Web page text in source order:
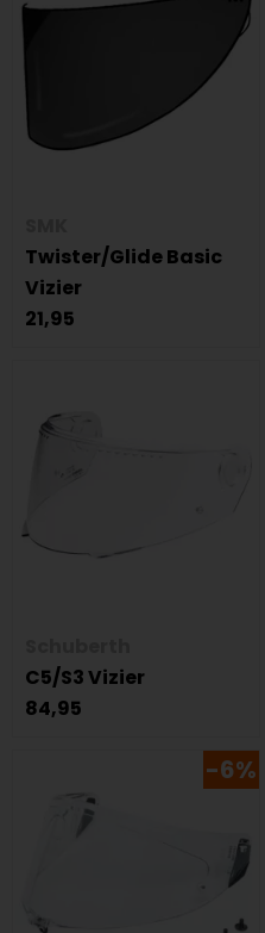
Twister/Glide Basic
Vizier
21,95
C5/S3 Vizier
84,95
-6%